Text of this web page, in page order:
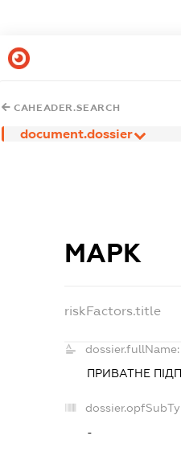
CAHEADER.SEARCH
document.dossier
МАРК
riskFactors.title
dossier.fullName:
ПРИВАТНЕ
-